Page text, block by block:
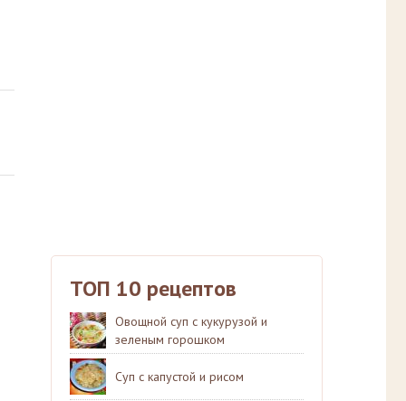
ТОП 10 рецептов
Овощной суп с кукурузой и
зеленым горошком
Суп с капустой и рисом